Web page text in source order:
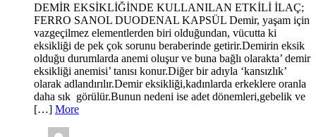
DEMİR EKSİKLİĞİNDE KULLANILAN ETKİLİ İLAÇ;
FERRO SANOL DUODENAL KAPSÜL Demir, yaşam için
vazgeçilmez elementlerden biri olduğundan, vücutta ki
eksikliği de pek çok sorunu beraberinde getirir.Demirin eksik
olduğu durumlarda anemi oluşur ve buna bağlı olarakta’ demir
eksikliği anemisi’ tanısı konur.Diğer bir adıyla ‘kansızlık’
olarak adlandırılır.Demir eksikliği,kadınlarda erkeklere oranla
daha sık görülür.Bunun nedeni ise adet dönemleri,gebelik ve
[…] More